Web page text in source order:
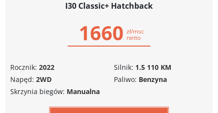
I30 Classic+ Hatchback
1660 zł/msc
netto
Rocznik: 2022
Napęd: 2WD
Silnik: 1.5 110 KM
Paliwo: Benzyna
Skrzynia biegów: Manualna